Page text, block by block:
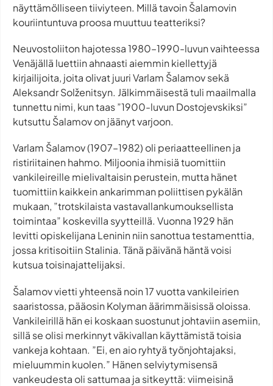
näyttämölliseen tiiviyteen. Millä tavoin Šalamovin
kouriintuntuva proosa muuttuu teatteriksi?
Neuvostoliiton hajotessa 1980–1990-luvun vaihteessa
Venäjällä luettiin ahnaasti aiemmin kiellettyjä
kirjailijoita, joita olivat juuri Varlam Šalamov sekä
Aleksandr Solženitsyn. Jälkimmäisestä tuli maailmalla
tunnettu nimi, kun taas ”1900-luvun Dostojevskiksi”
kutsuttu Šalamov on jäänyt varjoon.
Varlam Šalamov (1907–1982) oli periaatteellinen ja
ristiriitainen hahmo. Miljoonia ihmisiä tuomittiin
vankileireille mielivaltaisin perustein, mutta hänet
tuomittiin kaikkein ankarimman poliittisen pykälän
mukaan, ”trotskilaista vastavallankumouksellista
toimintaa” koskevilla syytteillä. Vuonna 1929 hän
levitti opiskelijana Leninin niin sanottua testamenttia,
jossa kritisoitiin Stalinia. Tänä päivänä häntä voisi
kutsua toisinajattelijaksi.
Šalamov vietti yhteensä noin 17 vuotta vankileirien
saaristossa, pääosin Kolyman äärimmäisissä oloissa.
Vankileirillä hän ei koskaan suostunut johtaviin asemiin,
sillä se olisi merkinnyt väkivallan käyttämistä toisia
vankeja kohtaan. ”Ei, en aio ryhtyä työnjohtajaksi,
mieluummin kuolen.” Hänen selviytymisensä
vankeudesta oli sattumaa ja sitkeyttä: viimeisinä